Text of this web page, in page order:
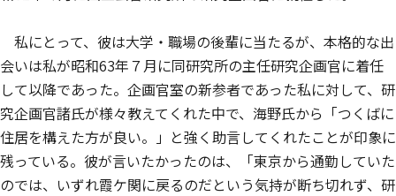
私にとって、彼は大学・職場の後輩に当たるが、本格的な出
会いは私が昭和63年７月に同研究所の主任研究企画官に着任
して以降であった。企画官室の新参者であった私に対して、研
究企画官諸氏が様々教えてくれた中で、海野氏から「つくばに
住居を構えた方が良い。」と強く助言してくれたことが印象に
残っている。彼が言いたかったのは、「東京から通勤していた
のでは、いずれ霞ケ関に戻るのだという気持が断ち切れず、研